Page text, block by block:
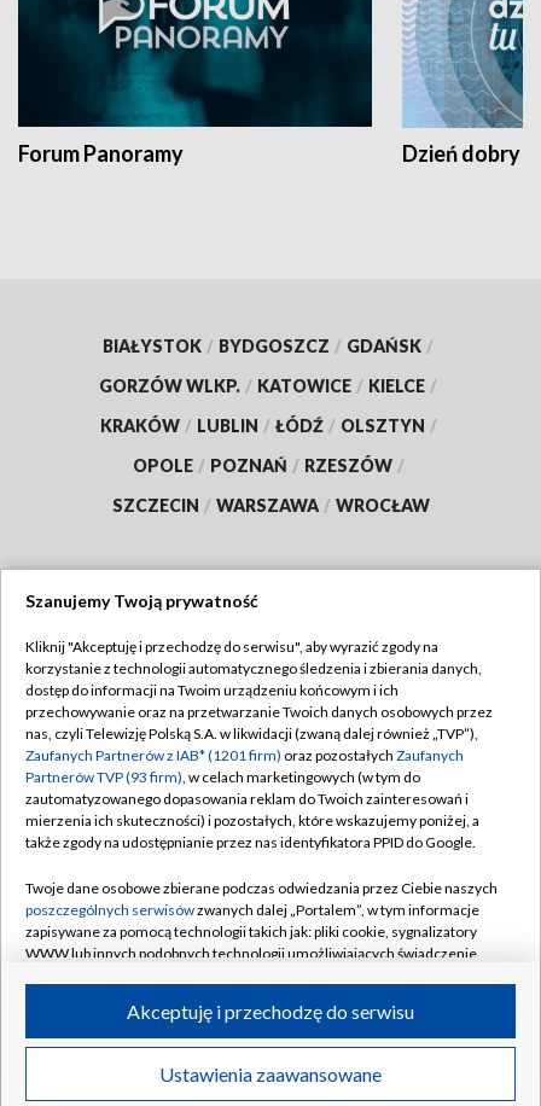
Forum Panoramy Dzień dobry
BIAŁYSTOK / BYDGOSZCZ / GDAŃSK /
GORZÓW WLKP. / KATOWICE / KIELCE /
KRAKÓW / LUBLIN / ŁÓDŹ / OLSZTYN /
OPOLE / POZNAŃ / RZESZÓW /
SZCZECIN / WARSZAWA / WROCŁAW
TVP
Abonament TVP
Emisja w TVP
Centrum informacji TVP
Naziemna Telewizja Cyfrowa
Rada Programowa
System NOS
Informacje o nadawcy
Program dla prasy
Ogłoszenie przetargowe
Regulamin TVP
Polityka prywatności
Moje zgody
Pomoc
Kontakt
Kanały
©2026 Telewizja Polska S.A. w likwidacji
Szanujemy Twoją prywatność
Kliknij "Akceptuję i przechodzę do serwisu", aby wyrazić zgody na
korzystanie z technologii automatycznego śledzenia i zbierania danych,
dostęp do informacji na Twoim urządzeniu końcowym i ich
przechowywanie oraz na przetwarzanie Twoich danych osobowych przez
nas, czyli Telewizję Polską S.A. w likwidacji (zwaną dalej również „TVP”),
Zaufanych Partnerów z IAB* (1201 firm) oraz pozostałych Zaufanych
Partnerów TVP (93 firm), w celach marketingowych (w tym do
zautomatyzowanego dopasowania reklam do Twoich zainteresowań i
mierzenia ich skuteczności) i pozostałych, które wskazujemy poniżej, a
także zgody na udostępnianie przez nas identyfikatora PPID do Google.
Twoje dane osobowe zbierane podczas odwiedzania przez Ciebie naszych
poszczególnych serwisówzwanych dalej „Portalem”, w tym informacje
zapisywane za pomocą technologii takich jak: pliki cookie, sygnalizatory
WWW lub innych podobnych technologii umożliwiających świadczenie
ruchu w Internecie.
Twoje dane osobowe zbierane podczas odwiedzania przez Ciebie
poszczególnych serwisówna Portalu, takie jak adresy IP, identyfikatory
Ustawienia zaawansowane
Akceptuję i przechodzę do serwisu